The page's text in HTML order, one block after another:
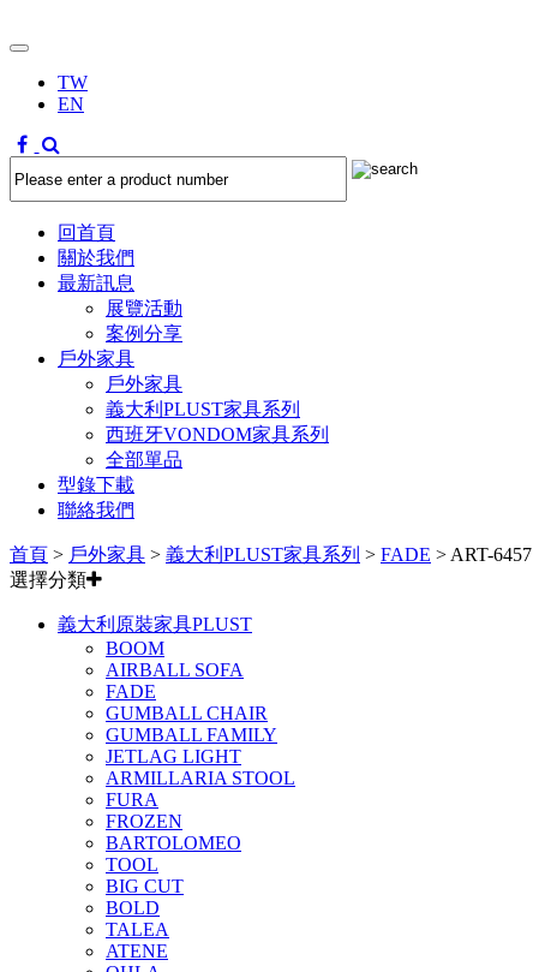
TW
EN
回首頁
關於我們
最新訊息
展覽活動
案例分享
戶外家具
戶外家具
義大利PLUST家具系列
西班牙VONDOM家具系列
全部單品
型錄下載
聯絡我們
首頁 > 戶外家具 > 義大利PLUST家具系列 > FADE > ART-6457
選擇分類
義大利原裝家具PLUST
BOOM
AIRBALL SOFA
FADE
GUMBALL CHAIR
GUMBALL FAMILY
JETLAG LIGHT
ARMILLARIA STOOL
FURA
FROZEN
BARTOLOMEO
TOOL
BIG CUT
BOLD
TALEA
ATENE